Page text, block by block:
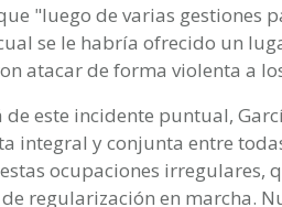
"luego de varias gestiones
se le habría ofrecido un
atacar de forma violenta a
de este incidente puntual,
integral y conjunta entre
ocupaciones irregulares,
regularización en marcha.